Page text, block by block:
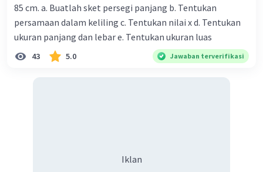
85 cm. a. Buatlah sket persegi panjang b. Tentukan
persamaan dalam keliling c. Tentukan nilai x d. Tentukan
ukuran panjang dan lebar e. Tentukan ukuran luas
43 5.0 Jawaban terverifikasi
Iklan